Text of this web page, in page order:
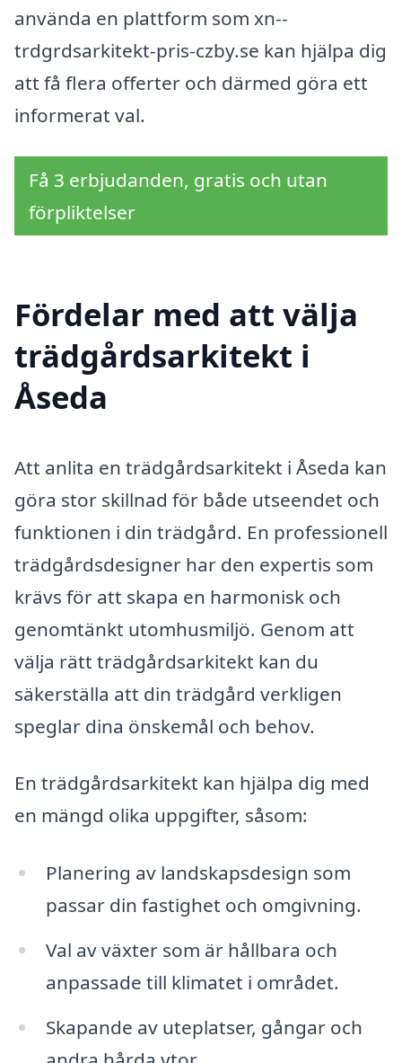
använda en plattform som xn--
trdgrdsarkitekt-pris-czby.se kan hjälpa dig
att få flera offerter och därmed göra ett
informerat val.
Få 3 erbjudanden, gratis och utan
förpliktelser
Fördelar med att välja
trädgårdsarkitekt i
Åseda
Att anlita en trädgårdsarkitekt i Åseda kan
göra stor skillnad för både utseendet och
funktionen i din trädgård. En professionell
trädgårdsdesigner har den expertis som
krävs för att skapa en harmonisk och
genomtänkt utomhusmiljö. Genom att
välja rätt trädgårdsarkitekt kan du
säkerställa att din trädgård verkligen
speglar dina önskemål och behov.
En trädgårdsarkitekt kan hjälpa dig med
en mängd olika uppgifter, såsom:
Planering av landskapsdesign som
passar din fastighet och omgivning.
Val av växter som är hållbara och
anpassade till klimatet i området.
Skapande av uteplatser, gångar och